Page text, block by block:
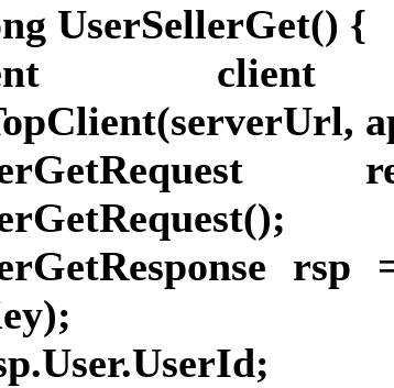
UserSellerGet() {
rsp